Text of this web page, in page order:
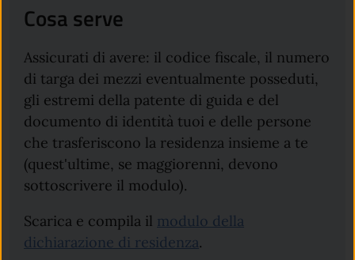
Cosa serve
Assicurati di avere: il codice fiscale, il numero
di targa dei mezzi eventualmente posseduti,
gli estremi della patente di guida e del
documento di identità tuoi e delle persone
che trasferiscono la residenza insieme a te
(quest'ultime, se maggiorenni, devono
sottoscrivere il modulo).
Scarica e compila il modulo della
dichiarazione di residenza.